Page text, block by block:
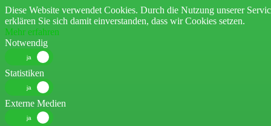
Diese Website verwendet Cookies. Durch die Nutzung unserer
erklären Sie sich damit einverstanden, dass wir Cookies setzen.
Mehr erfahren
Notwendig
Statistiken
Externe Medien